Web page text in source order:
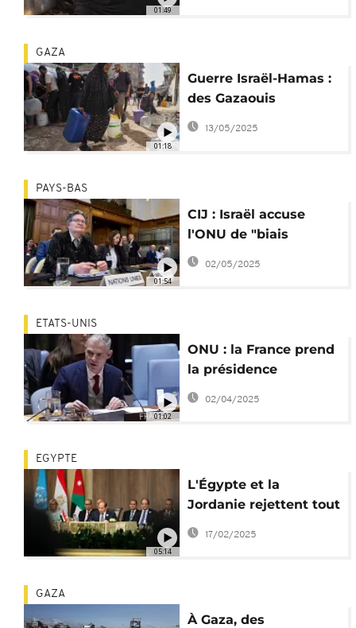
01:49
01:18
GAZA
Guerre Israël-Hamas :
des Gazaouis
contraints de boire de
13/05/2025
01:54
PAYS-BAS
CIJ : Israël accuse
l'ONU de "biais
antisémite"
02/05/2025
01:02
ETATS-UNIS
ONU : la France prend
la présidence
tournante du Conseil
de Sécurité
02/04/2025
05:14
EGYPTE
L'Égypte et la
Jordanie rejettent tout
déplacement des
Palestiniens de Gaza
17/02/2025
GAZA
À Gaza, des